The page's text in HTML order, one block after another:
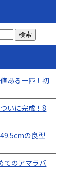
ある一匹！初
いに完成！8
の良型
てのアマラバ